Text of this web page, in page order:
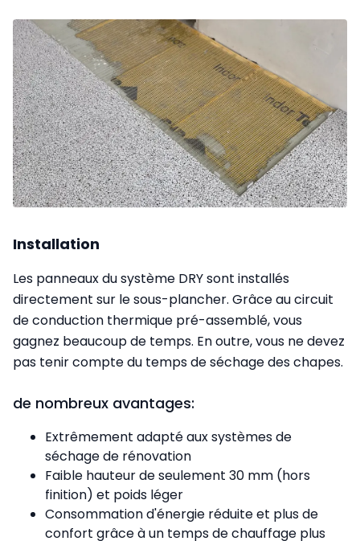
Installation
Les panneaux du système DRY sont installés
directement sur le sous-plancher. Grâce au circuit
de conduction thermique pré-assemblé, vous
gagnez beaucoup de temps. En outre, vous ne devez
pas tenir compte du temps de séchage des chapes.
de nombreux avantages:
Extrêmement adapté aux systèmes de
séchage de rénovation
Faible hauteur de seulement 30 mm (hors
finition) et poids léger
Consommation d'énergie réduite et plus de
confort grâce à un temps de chauffage plus